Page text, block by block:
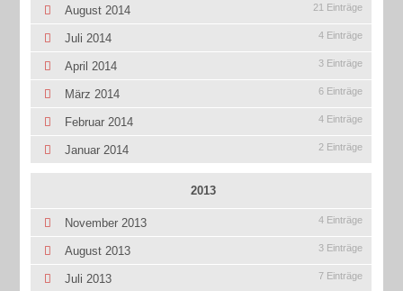
August 2014 21 Einträge
Juli 2014 4 Einträge
April 2014 3 Einträge
März 2014 6 Einträge
Februar 2014 4 Einträge
Januar 2014 2 Einträge
2013
November 2013 4 Einträge
August 2013 3 Einträge
Juli 2013 7 Einträge